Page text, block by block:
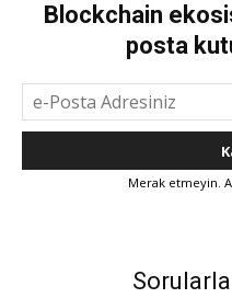
Blockchain
posta
Merak etmeyin.